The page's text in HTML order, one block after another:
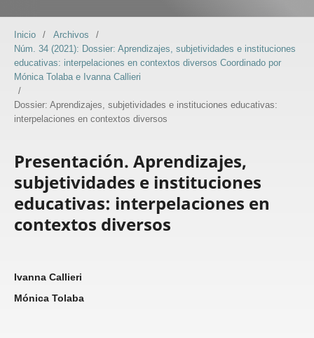
Inicio / Archivos
/
Núm. 34 (2021): Dossier: Aprendizajes, subjetividades e instituciones
educativas: interpelaciones en contextos diversos Coordinado por
Mónica Tolaba e Ivanna Callieri
/
Dossier: Aprendizajes, subjetividades e instituciones educativas:
interpelaciones en contextos diversos
Presentación. Aprendizajes,
subjetividades e instituciones
educativas: interpelaciones en
contextos diversos
Ivanna Callieri
Mónica Tolaba